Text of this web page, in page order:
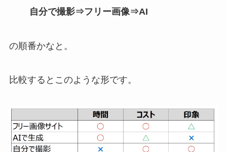
自分で撮影⇒フリー画像⇒AI
の順番かなと。
比較するとこのような形です。